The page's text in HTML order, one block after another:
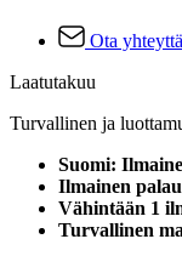
Ota yhteyttä
Laatutakuu
Turvallinen ja
Suomi:
Ilmainen
Vähintään 1
Turvallinen